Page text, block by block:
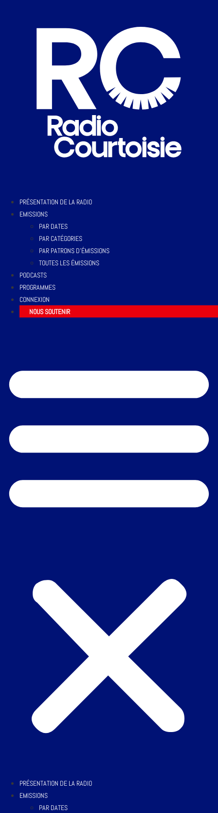
PRÉSENTATION DE LA RADIO
EMISSIONS
PAR DATES
PAR CATÉGORIES
PAR PATRONS D’ÉMISSIONS
TOUTES LES ÉMISSIONS
PODCASTS
PROGRAMMES
CONNEXION
NOUS SOUTENIR
PRÉSENTATION DE LA RADIO
EMISSIONS
PAR DATES